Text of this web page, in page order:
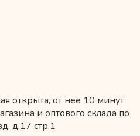
открыта, от нее 10 минут
и оптового склада по
д.17 стр.1